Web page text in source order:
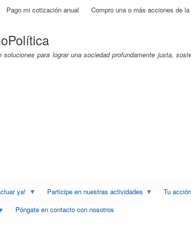
Pasar
Pago mi cotización anual Compro una o más acciones de
soluciones para lograr una sociedad profundamente justa,
ya! Participe en nuestras actividades
Tu
Póngate en contacto con nosotros